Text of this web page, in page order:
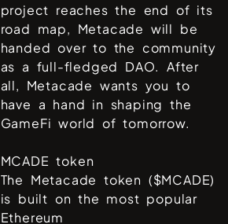
project reaches the end of its
road map, Metacade will be
handed over to the community
as a full-fledged DAO. After
all, Metacade wants you to
have a hand in shaping the
GameFi world of tomorrow.
MCADE token
The Metacade token ($MCADE)
is built on the most popular
Ethereum